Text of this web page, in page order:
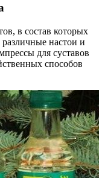
в состав которых
настои и
для суставов
способов